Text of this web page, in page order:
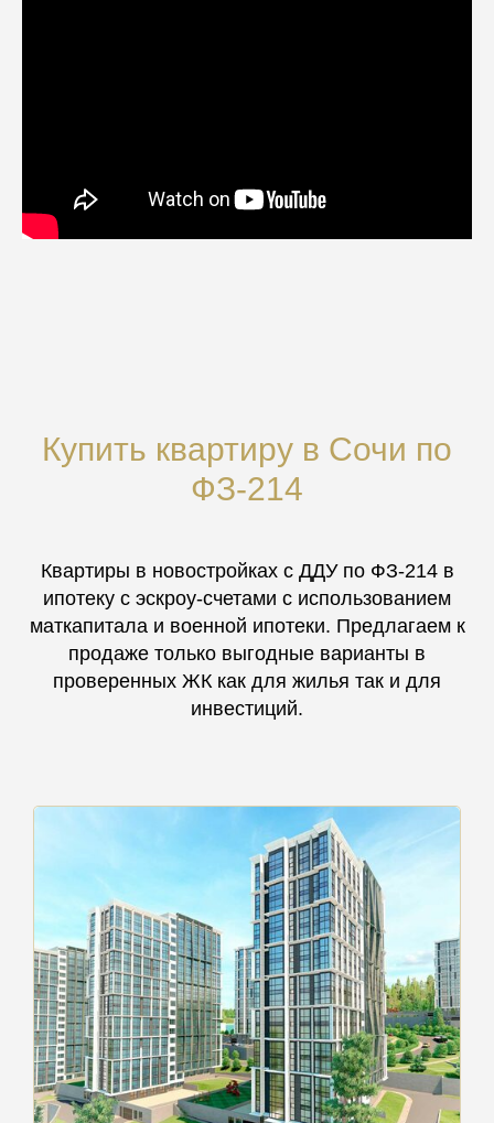
Купить квартиру в Сочи по
ФЗ-214
Квартиры в новостройках с ДДУ по ФЗ-214 в
ипотеку с эскроу-счетами с использованием
маткапитала и военной ипотеки. Предлагаем к
продаже только выгодные варианты в
проверенных ЖК как для жилья так и для
инвестиций.